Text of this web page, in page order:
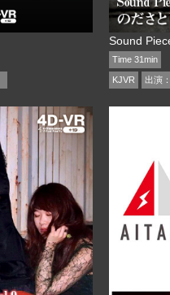
Sound
Time 31min
KJVR 出演：